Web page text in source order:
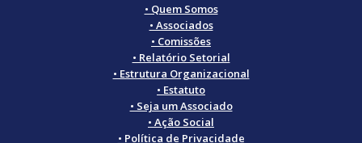
• Quem Somos
• Associados
• Comissões
• Relatório Setorial
• Estrutura Organizacional
• Estatuto
• Seja um Associado
• Ação Social
• Política de Privacidade